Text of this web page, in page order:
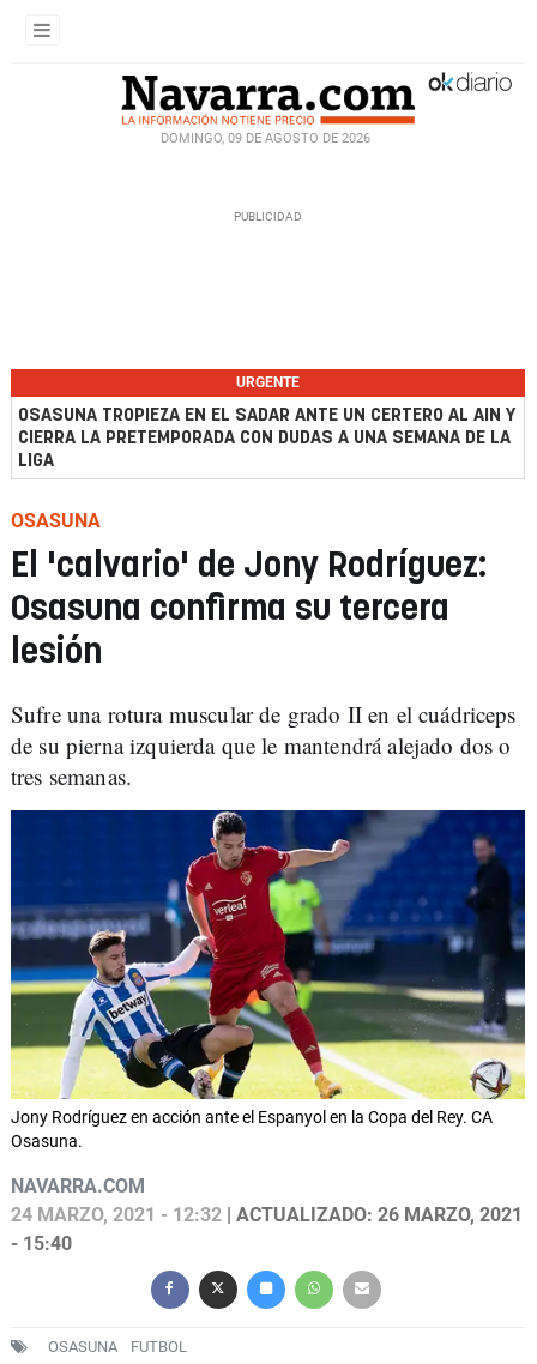
DOMINGO, 09 DE AGOSTO DE 2026
URGENTE
OSASUNA TROPIEZA EN EL SADAR ANTE UN CERTERO AL AIN Y
CIERRA LA PRETEMPORADA CON DUDAS A UNA SEMANA DE LA
LIGA
OSASUNA
El 'calvario' de Jony Rodríguez:
Osasuna confirma su tercera
lesión
Sufre una rotura muscular de grado II en el cuádriceps
de su pierna izquierda que le mantendrá alejado dos o
tres semanas.
Jony Rodríguez en acción ante el Espanyol en la Copa del Rey. CA
Osasuna.
NAVARRA.COM
24 MARZO, 2021 - 12:32 | ACTUALIZADO: 26 MARZO, 2021
- 15:40
OSASUNA FUTBOL